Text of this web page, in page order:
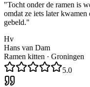
"Tocht onder de ramen is
omdat ze iets later
gebeld."
Hv
Hans van Dam
Ramen kitten · Groningen
5.0